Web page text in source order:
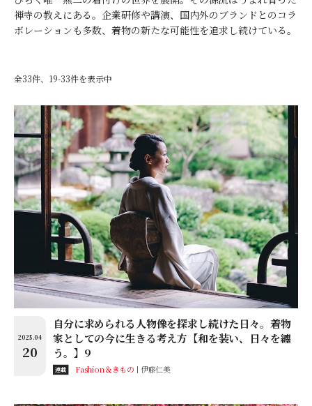
禅寺の教えにある。企業研修や講演、国内外のブランドとのコラ
ボレーションも多数、着物の新たな可能性を追求し続けている。
全33件、19-33件を表示中
2025.04
20
自分に求められる人物像を探求し続けた日々。着物
家としての今に生きる考え方【和を装い、日々を纏
う。】9
連載 Fashion＆きもの 伊藤仁美